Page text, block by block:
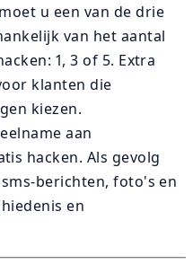
u een van de drie
van het aantal
1, 3 of 5. Extra
klanten die
kiezen.
aan
hacken. Als gevolg
berichten, foto's en
en